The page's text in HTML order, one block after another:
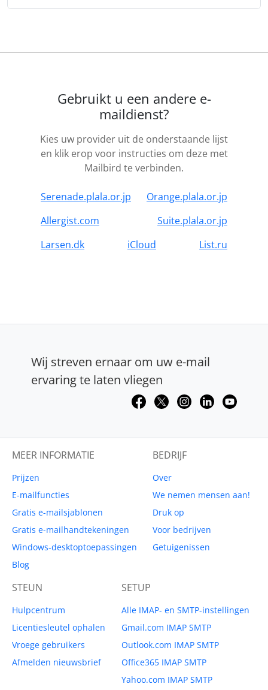
Gebruikt u een andere e-
maildienst?
Kies uw provider uit de onderstaande lijst
en klik erop voor instructies om deze met
Mailbird te verbinden.
Serenade.plala.or.jp
Orange.plala.or.jp
Allergist.com
Suite.plala.or.jp
Larsen.dk
iCloud List.ru
Wij streven ernaar om uw e-mail
ervaring te laten vliegen
MEER INFORMATIE
Prijzen
E-mailfuncties
Gratis e-mailsjablonen
Gratis e-mailhandtekeningen
Windows-desktoptoepassingen
Blog
BEDRIJF
Over
We nemen mensen aan!
Druk op
Voor bedrijven
Getuigenissen
STEUN
Hulpcentrum
Licentiesleutel ophalen
Vroege gebruikers
Afmelden nieuwsbrief
SETUP
Alle IMAP- en SMTP-instellingen
Gmail.com IMAP SMTP
Outlook.com IMAP SMTP
Office365 IMAP SMTP
Yahoo.com IMAP SMTP